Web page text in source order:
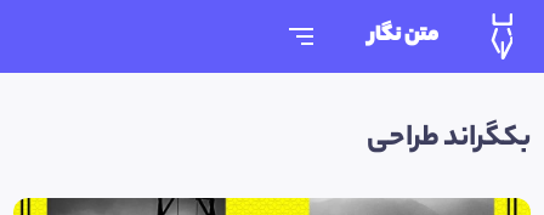
متن نگار
بکگراند طراحی